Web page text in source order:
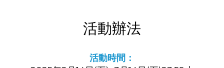
活動辦法
活動時間：